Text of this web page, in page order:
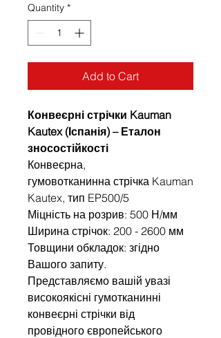
Quantity *
Add to Cart
Конвеєрні стрічки Kauman
Kautex (Іспанія) – Еталон
зносостійкості
Конвеєрна,
гумовотканинна стрічка Kauman
Kautex, тип EP500/5
Міцність на розрив: 500 Н/мм
Ширина стрічок: 200 - 2600 мм
Товщини обкладок: згідно
Вашого запиту.
Представляємо вашій увазі
високоякісні гумотканинні
конвеєрні стрічки від
провідного європейського